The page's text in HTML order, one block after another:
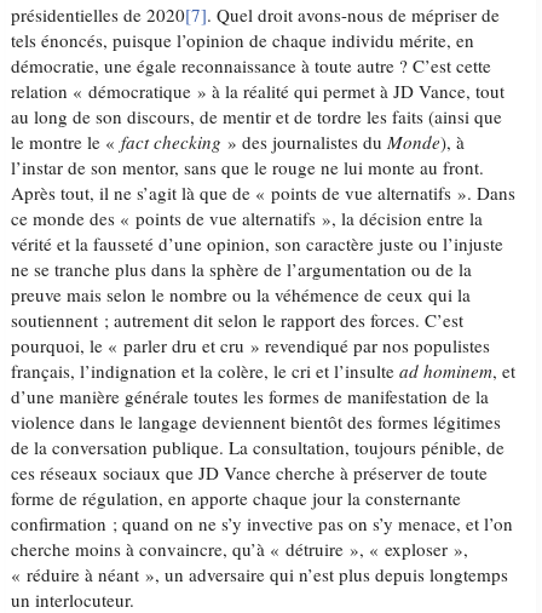
présidentielles de 2020[7]. Quel droit avons-nous de mépriser de
tels énoncés, puisque l’opinion de chaque individu mérite, en
démocratie, une égale reconnaissance à toute autre ? C’est cette
relation « démocratique » à la réalité qui permet à JD Vance, tout
au long de son discours, de mentir et de tordre les faits (ainsi que
le montre le «fact checking » des journalistes duMonde), à
l’instar de son mentor, sans que le rouge ne lui monte au front.
Après tout, il ne s’agit là que de « points de vue alternatifs ». Dans
ce monde des « points de vue alternatifs », la décision entre la
vérité et la fausseté d’une opinion, son caractère juste ou l’injuste
ne se tranche plus dans la sphère de l’argumentation ou de la
preuve mais selon le nombre ou la véhémence de ceux qui la
soutiennent ; autrement dit selon le rapport des forces. C’est
pourquoi, le « parler dru et cru » revendiqué par nos populistes
français, l’indignation et la colère, le cri et l’insultead hominem, et
d’une manière générale toutes les formes de manifestation de la
violence dans le langage deviennent bientôt des formes légitimes
de la conversation publique. La consultation, toujours pénible, de
ces réseaux sociaux que JD Vance cherche à préserver de toute
forme de régulation, en apporte chaque jour la consternante
confirmation ; quand on ne s’y invective pas on s’y menace, et l’on
cherche moins à convaincre, qu’à « détruire », « exploser »,
« réduire à néant », un adversaire qui n’est plus depuis longtemps
un interlocuteur.